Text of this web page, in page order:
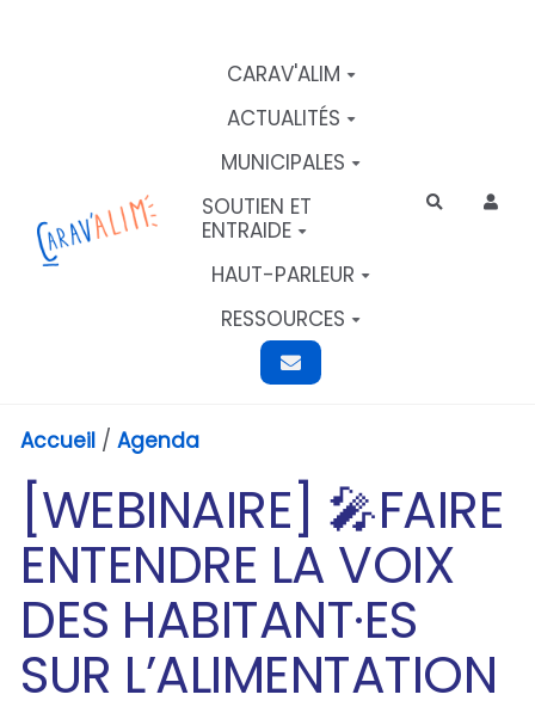
CARAV'ALIM
ACTUALITÉS
MUNICIPALES
SOUTIEN ET
ENTRAIDE
HAUT-PARLEUR
RESSOURCES
Rechercher
Accueil / Agenda
[WEBINAIRE] 🎤​FAIRE
ENTENDRE LA VOIX
DES HABITANT·ES
SUR L’ALIMENTATION